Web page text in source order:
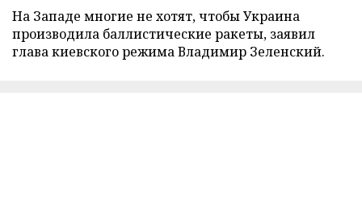
На Западе многие не хотят, чтобы Украина
производила баллистические ракеты, заявил
глава киевского режима Владимир Зеленский.